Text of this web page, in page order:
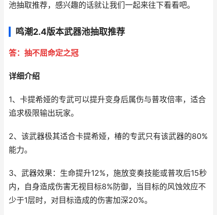
池抽取推荐，感兴趣的话就让我们一起来往下看看吧。
鸣潮2.4版本武器池抽取推荐
答：抽不屈命定之冠
详细介绍
1、卡提希娅的专武可以提升变身后属伤与普攻倍率，适合
追求极限输出玩家。
2、该武器极其适合卡提希娅，椿的专武只有该武器的80%
能力。
3、武器效果：生命提升12%，施放变奏技能或普攻后15秒
内，自身造成伤害无视目标8%防御，当目标的风蚀效应不
少于1层时，对目标造成的伤害加深20%。